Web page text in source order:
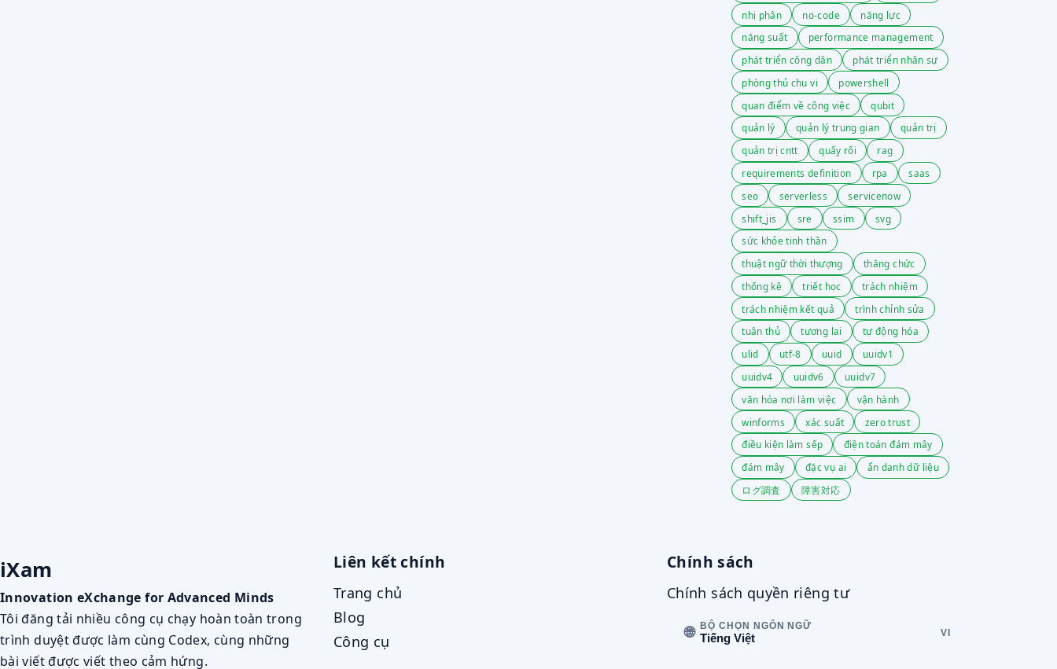
nhị phân
no-code
năng lực
năng suất
performance management
phát triển công dân
phát triển nhân sự
phòng thủ chu vi
powershell
quan điểm về công việc
qubit
quản lý
quản lý trung gian
quản trị
quản trị cntt
quấy rối
rag
requirements definition
rpa
saas
seo
serverless
servicenow
shift_jis
sre ssim
svg
sức khỏe tinh thần
thuật ngữ thời thượng
thăng chức
thống kê
triết học
trách nhiệm
trách nhiệm kết quả
trình chỉnh sửa
tuân thủ
tương lai
tự động hóa
ulid
utf-8 uuid
uuidv1
uuidv4
uuidv6
uuidv7
văn hóa nơi làm việc
vận hành
winforms
xác suất
zero trust
điều kiện làm sếp
điện toán đám mây
đám mây
đặc vụ ai
ẩn danh dữ liệu
ログ調査
障害対応
iXam
Innovation eXchange for Advanced Minds
Tôi đăng tải nhiều công cụ chạy hoàn toàn trong
trình duyệt được làm cùng Codex, cùng những
bài viết được viết theo cảm hứng.
Liên kết chính
Trang chủ
Blog
Công cụ
Chính sách
Chính sách quyền riêng tư
🌐 BỘ CHỌN NGÔN NGỮ
Tiếng Việt VI